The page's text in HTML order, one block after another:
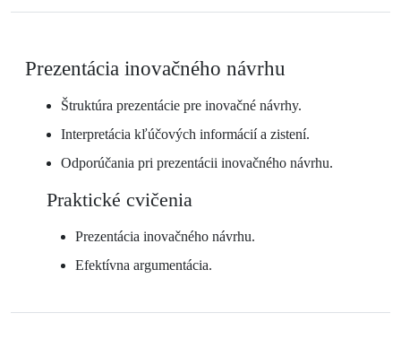
Prezentácia inovačného návrhu
Štruktúra prezentácie pre inovačné návrhy.
Interpretácia kľúčových informácií a zistení.
Odporúčania pri prezentácii inovačného návrhu.
Praktické cvičenia
Prezentácia inovačného návrhu.
Efektívna argumentácia.